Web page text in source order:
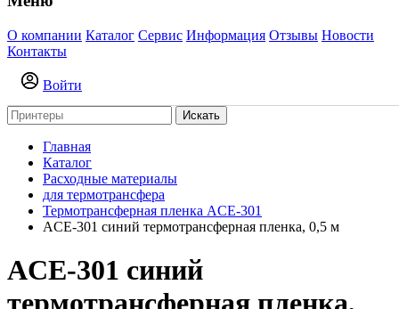
О компании Каталог Сервис Информация Отзывы Новости
Контакты
Войти
Искать
Главная
Каталог
Расходные материалы
для термотрансфера
Термотрансферная пленка ACE-301
ACE-301 синий термотрансферная пленка, 0,5 м
ACE-301 синий